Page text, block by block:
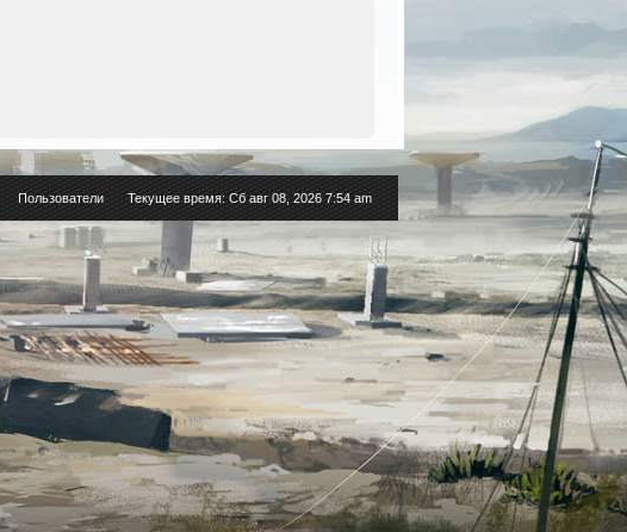
Пользователи Текущее время: Сб авг 08, 2026 7:54 am